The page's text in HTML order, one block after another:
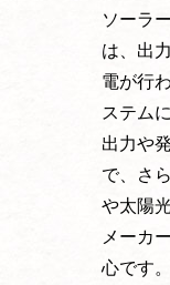
ソーラ
は、出
電が行
ステム
出力や
で、さ
や太陽
メーカ
心です